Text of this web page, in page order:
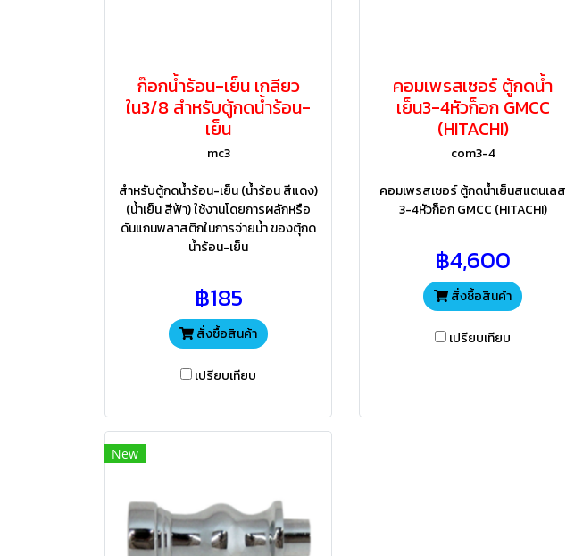
ก๊อกน้ำร้อน-เย็น เกลียว
ใน3/8 สำหรับตู้กดน้ำร้อน-
เย็น
mc3
สำหรับตู้กดน้ำร้อน-เย็น (น้ำร้อน สีแดง)
(น้ำเย็น สีฟ้า) ใช้งานโดยการผลักหรือ
ดันแกนพลาสติกในการจ่ายน้ำ ของตุ้กด
น้ำร้อน-เย็น
฿185
สั่งซื้อสินค้า
เปรียบเทียบ
คอมเพรสเซอร์ ตู้กดน้ำ
เย็น3-4หัวก็อก GMCC
(HITACHI)
com3-4
คอมเพรสเซอร์ ตู้กดน้ำเย็นสแตนเลส
3-4หัวก็อก GMCC (HITACHI)
฿4,600
สั่งซื้อสินค้า
เปรียบเทียบ
New